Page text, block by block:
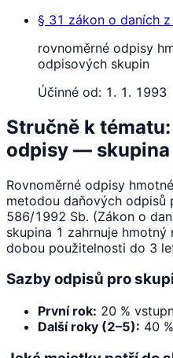
§ 31 zákon o daních
rovnoměrné odpisy
odpisových skupin
Účinné od: 1. 1. 1993
Stručně k
odpisy — skupina
Rovnoměrné odpisy
metodou daňových odpisů
586/1992 Sb. (Zákon o
skupina 1 zahrnuje
dobou použitelnosti do 3
Sazby odpisů pro
První rok: 20 %
Další roky (2–5): 40